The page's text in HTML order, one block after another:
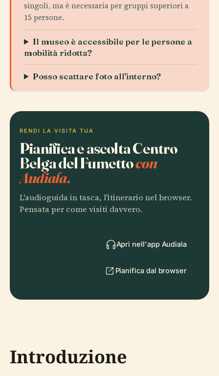
singoli, ma è necessaria per gruppi superiori a
15 persone.
Il museo è accessibile per le persone a
mobilità ridotta?
Posso scattare foto all'interno?
RENDI LA VISITA TUA
Pianifica e ascolta Centro
Belga del Fumettocon
Audiala.
L'audioguida in tasca, l'itinerario nel browser.
Pensata per come visiti davvero.
Apri nell'app Audiala
Pianifica dal browser
Introduzione